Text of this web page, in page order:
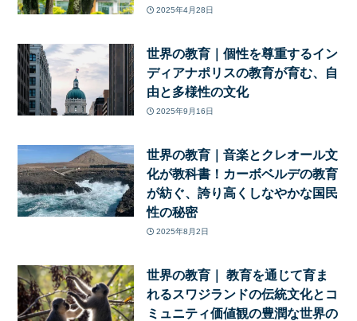
2025年4月28日
世界の教育｜個性を尊重するイン
ディアナポリスの教育が育む、自
由と多様性の文化
2025年9月16日
世界の教育｜音楽とクレオール文
化が教科書！カーボベルデの教育
が紡ぐ、誇り高くしなやかな国民
性の秘密
2025年8月2日
世界の教育｜ 教育を通じて育ま
れるスワジランドの伝統文化とコ
ミュニティ価値観の豊潤な世界の